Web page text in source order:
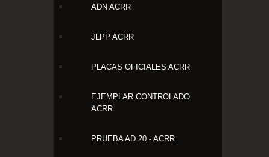
ADN ACRR
JLPP ACRR
PLACAS OFICIALES ACRR
EJEMPLAR CONTROLADO
ACRR
PRUEBA AD 20 - ACRR